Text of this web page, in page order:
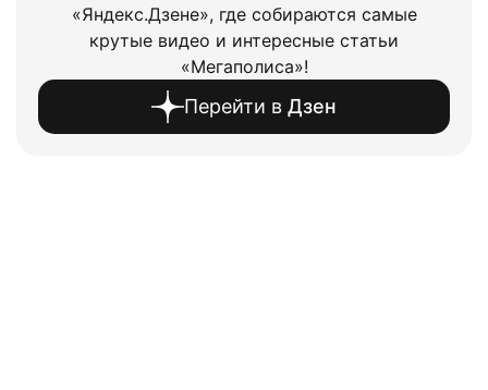
«Яндекс.Дзене», где собираются самые
крутые видео и интересные статьи
«Мегаполиса»!
Перейти в Дзен